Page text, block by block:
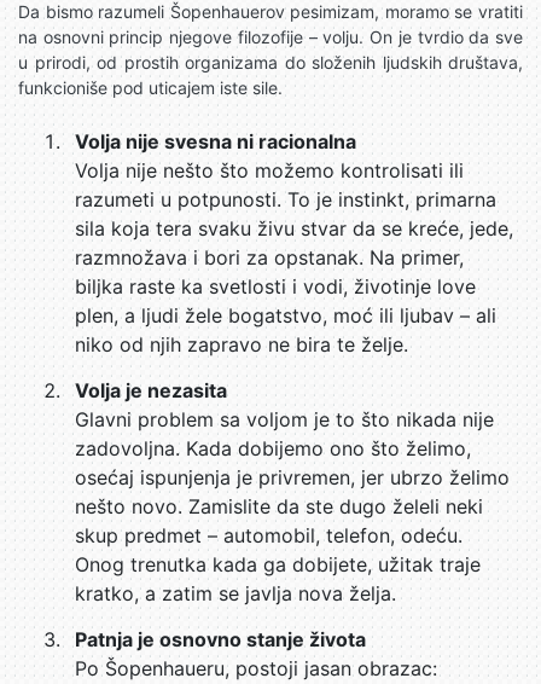
Da bismo razumeli Šopenhauerov pesimizam, moramo se vratiti
na osnovni princip njegove filozofije – volju. On je tvrdio da sve
u prirodi, od prostih organizama do složenih ljudskih društava,
funkcioniše pod uticajem iste sile.
Volja nije svesna ni racionalna
Volja nije nešto što možemo kontrolisati ili
razumeti u potpunosti. To je instinkt, primarna
sila koja tera svaku živu stvar da se kreće, jede,
razmnožava i bori za opstanak. Na primer,
biljka raste ka svetlosti i vodi, životinje love
plen, a ljudi žele bogatstvo, moć ili ljubav – ali
niko od njih zapravo ne bira te želje.
Volja je nezasita
Glavni problem sa voljom je to što nikada nije
zadovoljna. Kada dobijemo ono što želimo,
osećaj ispunjenja je privremen, jer ubrzo želimo
nešto novo. Zamislite da ste dugo želeli neki
skup predmet – automobil, telefon, odeću.
Onog trenutka kada ga dobijete, užitak traje
kratko, a zatim se javlja nova želja.
Patnja je osnovno stanje života
Po Šopenhaueru, postoji jasan obrazac: